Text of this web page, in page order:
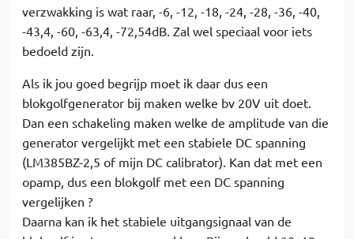
verzwakking is wat raar, -6, -12, -18, -24, -28, -36, -40,
-43,4, -60, -63,4, -72,54dB. Zal wel speciaal voor iets
bedoeld zijn.
Als ik jou goed begrijp moet ik daar dus een
blokgolfgenerator bij maken welke bv 20V uit doet.
Dan een schakeling maken welke de amplitude van die
generator vergelijkt met een stabiele DC spanning
(LM385BZ-2,5 of mijn DC calibrator). Kan dat met een
opamp, dus een blokgolf met een DC spanning
vergelijken ?
Daarna kan ik het stabiele uitgangsignaal van de